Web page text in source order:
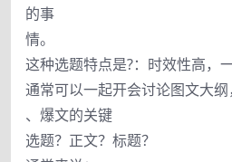
的事
情。
这种选题特点是?：时效性高，
通常可以一起开会讨论图文大纲
、爆文的关键
选题？正文？标题？